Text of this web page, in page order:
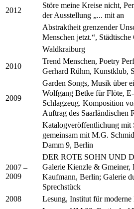
2012
Störe meine Kreise nicht,
der Ausstellung „... mit an
Abstraktheit grenzender
Menschen jetzt.“, Städtische
Waldkraiburg
2010
Trend Menschen, Poetry
Gerhard Rühm, Kunstklub,
2009
Garden Songs, Musik über
Wolfgang Betke für Flöte,
Schlagzeug. Komposition
Auftrag des Saarländischen
Katalogveröffentlichung mit
gemeinsam mit M.G.
Damm 9, Berlin
2007 –
2009
DER ROTE SOHN UND
Galerie Kienzle & Gmeiner,
Kaufmann, Berlin; Galerie
Sprechstück
2008
Lesung, Institut für